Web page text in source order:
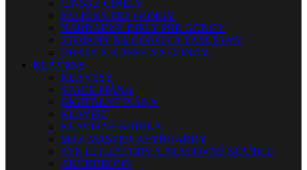
ČÍNSKE ČINELY
PALIČKY PRE GONGY
NÁHRADNÉ DIELY PRE GONGY
STOJANY NA GONGY A TAM-TAMY
OBALY A KUFRE NA GONGY
KLÁVESY
KLÁVESY
STAGE PIÁNA
DIGITÁLNE PIÁNA
KLAVÍRE
KLAVÍRNE KRÍDLA
MIDI MASTER KEYBOARDY
SYNTETIZÁTORY A PRACOVNÉ STANICE
AKORDEÓNY